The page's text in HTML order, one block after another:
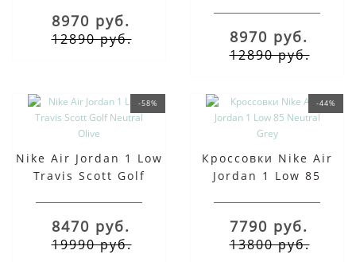
8970 руб.
12890 руб. 8970 руб.
12890 руб.
-58%
Nike Air Jordan 1 Low
Travis Scott Golf
8470 руб.
19990 руб.
-44%
Кроссовки Nike Air
Jordan 1 Low 85
7790 руб.
13800 руб.